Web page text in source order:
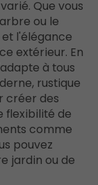
Que vous
ou le
l'élégance
extérieur. En
à tous
rustique
créer des
flexibilité de
comme
pouvez
jardin ou de